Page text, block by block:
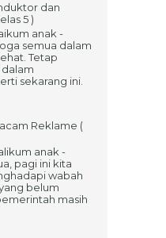
dan
5 )
anak -
semua dalam
Tetap
sekarang ini.
Reklame (
anak -
pagi ini kita
wabah
belum
masih